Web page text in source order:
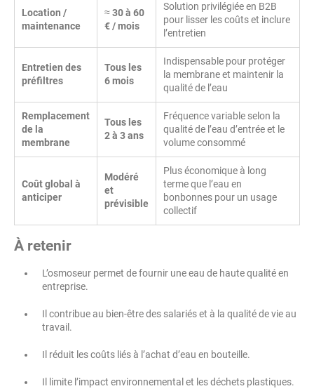
Location /
maintenance
≈30 à 60
€ / mois
Solution privilégiée en B2B
pour lisser les coûts et inclure
l’entretien
Entretien des
préfiltres
Tous les
6 mois
Indispensable pour protéger
la membrane et maintenir la
qualité de l’eau
Remplacement
de la
membrane
Tous les
2 à 3 ans
Fréquence variable selon la
qualité de l’eau d’entrée et le
volume consommé
Coût global à
anticiper
Modéré
et
prévisible
Plus économique à long
terme que l’eau en
bonbonnes pour un usage
collectif
À retenir
L’osmoseur permet de fournir une eau de haute qualité en
entreprise.
Il contribue au bien-être des salariés et à la qualité de vie au
travail.
Il réduit les coûts liés à l’achat d’eau en bouteille.
Il limite l’impact environnemental et les déchets plastiques.